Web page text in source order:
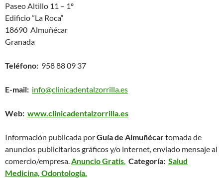
Paseo Altillo 11 – 1º
Edificio ”La Roca“
18690 Almuñécar
Granada
Teléfono: 958 88 09 37
E-mail: info@clinicadentalzorrilla.es
Web: www.clinicadentalzorrilla.es
Información publicada porGuía de Almuñécartomada de
anuncios publicitarios gráficos y/o internet, enviado mensaje al
comercio/empresa. Anuncio Gratis Categoría: Salud
Medicina, Odontología.